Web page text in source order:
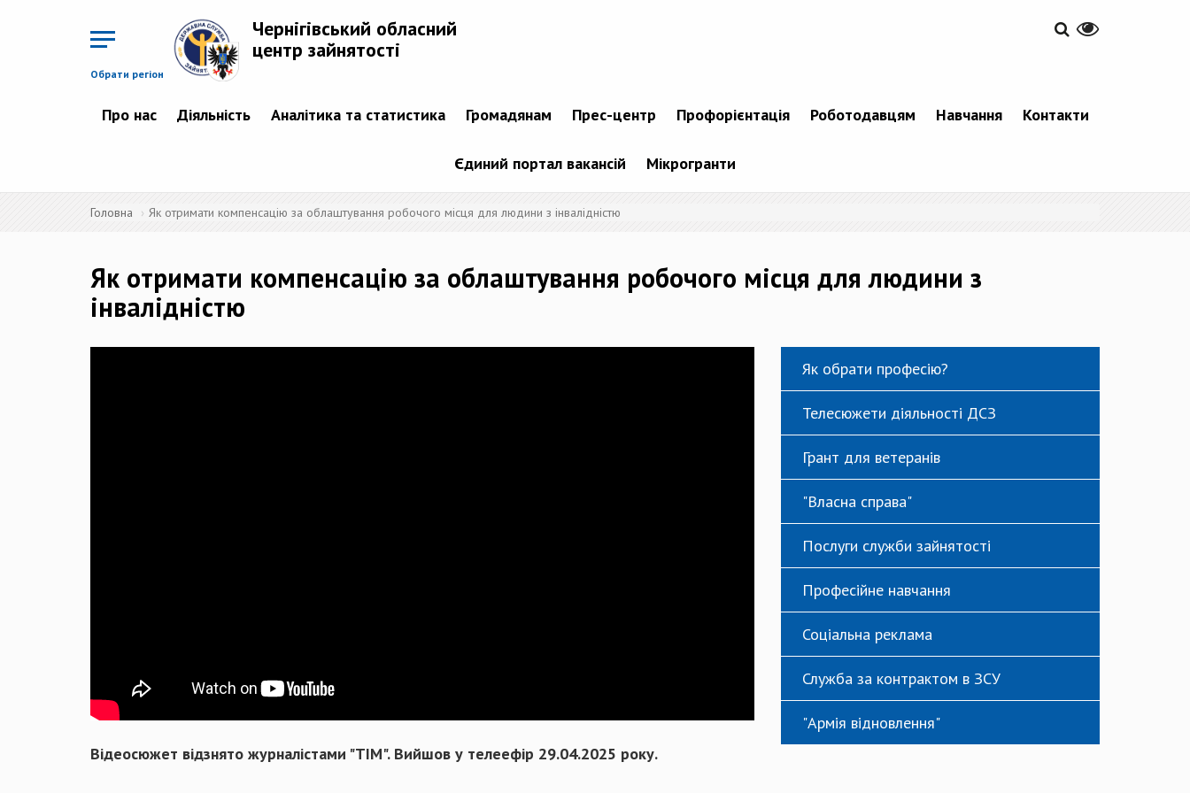
Обрати регіон
Чернігівський обласний
центр зайнятості
Про нас Діяльність Аналітика та статистика Громадянам Прес-центр Профорієнтація Роботодавцям Навчання Контакти
Єдиний портал вакансій Мікрогранти
Головна Як отримати компенсацію за облаштування робочого місця для людини з інвалідністю
Як отримати компенсацію за облаштування робочого місця для людини з
інвалідністю
Відеосюжет відзнято журналістами "ТІМ". Вийшов у телеефір 29.04.2025 року.
Як обрати професію?
Телесюжети діяльності ДСЗ
Грант для ветеранів
"Власна справа"
Послуги служби зайнятості
Професійне навчання
Соціальна реклама
Служба за контрактом в ЗСУ
"Армія відновлення"